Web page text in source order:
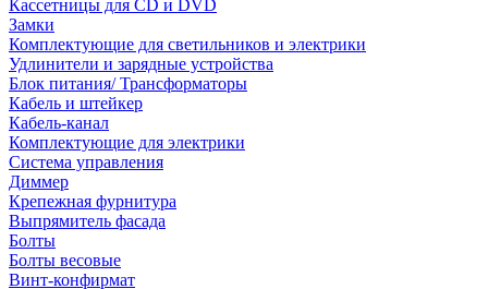
Кассетницы для CD и DVD
Замки
Комплектующие для светильников и электрики
Удлинители и зарядные устройства
Блок питания/ Трансформаторы
Кабель и штейкер
Кабель-канал
Комплектующие для электрики
Система управления
Диммер
Крепежная фурнитура
Выпрямитель фасада
Болты
Болты весовые
Винт-конфирмат